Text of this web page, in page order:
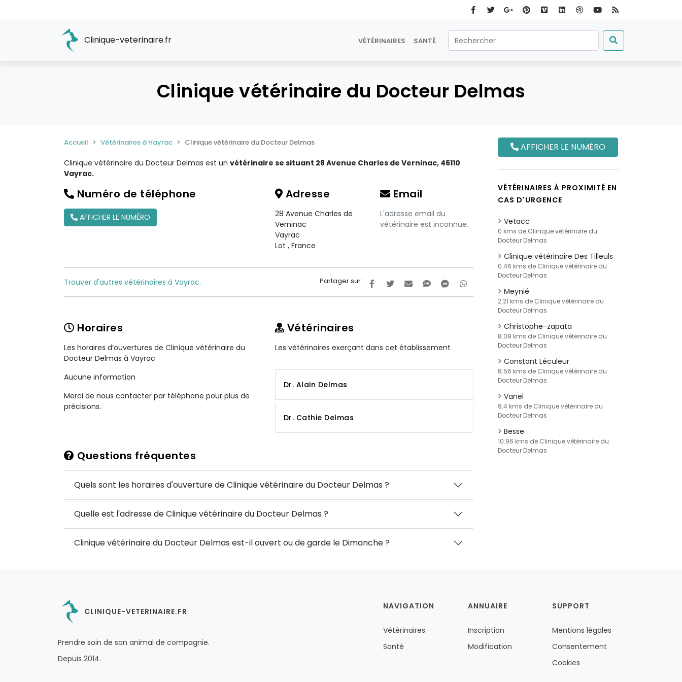
Clinique-veterinaire.fr VÉTÉRINAIRES SANTÉ
Clinique vétérinaire du Docteur Delmas
Accueil Vétérinaires à Vayrac Clinique vétérinaire du Docteur Delmas
Clinique vétérinaire du Docteur Delmas est un vétérinaire se situant 28 Avenue Charles de Verninac, 46110
Vayrac.
Numéro de téléphone
AFFICHER LE NUMÉRO
Adresse
28 Avenue Charles de
Verninac
Vayrac
Lot , France
Email
L'adresse email du
vétérinaire est inconnue.
Partager sur :
Trouver d'autres vétérinaires à Vayrac.
Horaires
Les horaires d’ouvertures de Clinique vétérinaire du
Docteur Delmas à Vayrac
Aucune information
Merci de nous contacter par téléphone pour plus de
précisions.
Vétérinaires
Les vétérinaires exerçant dans cet établissement
Dr. Alain Delmas
Dr. Cathie Delmas
Questions fréquentes
Quels sont les horaires d'ouverture de Clinique vétérinaire du Docteur Delmas ?
Quelle est l'adresse de Clinique vétérinaire du Docteur Delmas ?
Clinique vétérinaire du Docteur Delmas est-il ouvert ou de garde le Dimanche ?
AFFICHER LE NUMÉRO
VÉTÉRINAIRES À PROXIMITÉ EN
CAS D'URGENCE
Vetacc
0 kms de Clinique vétérinaire du
Docteur Delmas
Clinique vétérinaire Des Tilleuls
0.46 kms de Clinique vétérinaire du
Docteur Delmas
Meynié
2.21 kms de Clinique vétérinaire du
Docteur Delmas
Christophe-zapata
8.08 kms de Clinique vétérinaire du
Docteur Delmas
Constant Léculeur
8.56 kms de Clinique vétérinaire du
Docteur Delmas
Vanel
9.4 kms de Clinique vétérinaire du
Docteur Delmas
Besse
10.96 kms de Clinique vétérinaire du
Docteur Delmas
CLINIQUE-VETERINAIRE.FR
Prendre soin de son animal de compagnie.
Depuis 2014.
NAVIGATION
Vétérinaires
Santé
ANNUAIRE
Inscription
Modification
SUPPORT
Mentions légales
Consentement
Cookies